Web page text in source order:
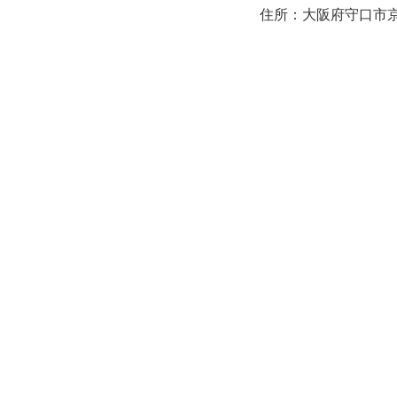
住所：大阪府守口市